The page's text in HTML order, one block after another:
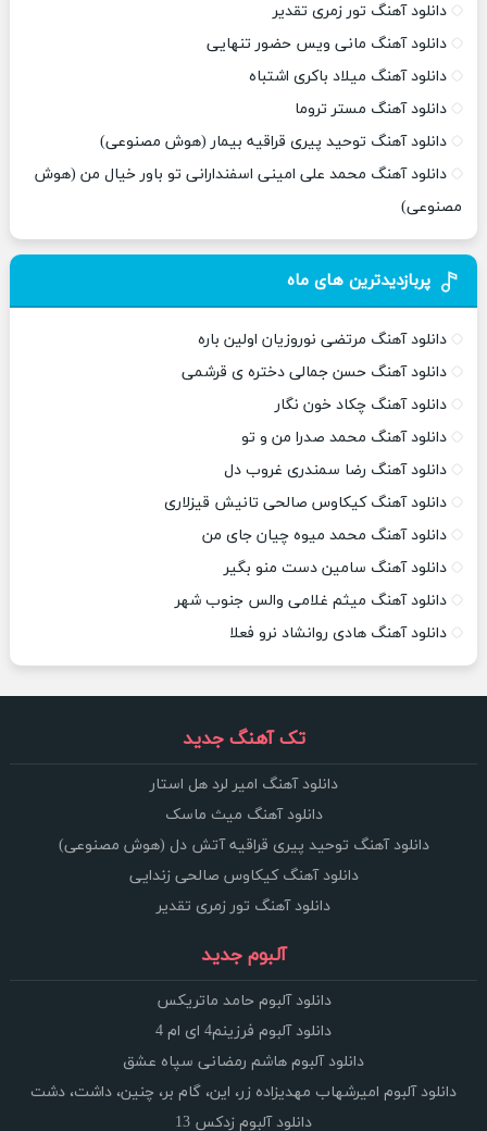
دانلود آهنگ تور زمری تقدیر
دانلود آهنگ مانی ویس حضور تنهایی
دانلود آهنگ میلاد باکری اشتباه
دانلود آهنگ مستر تروما
دانلود آهنگ توحید پیری قراقیه بیمار (هوش مصنوعی)
دانلود آهنگ محمد علی امینی اسفندارانی تو باور خیال من (هوش
مصنوعی)
پربازدیدترین های ماه
دانلود آهنگ مرتضی نوروزیان اولین باره
دانلود آهنگ حسن جمالی دختره ی قرشمی
دانلود آهنگ چکاد خون نگار
دانلود آهنگ محمد صدرا من و تو
دانلود آهنگ رضا سمندری غروب دل
دانلود آهنگ کیکاوس صالحی تانیش قیزلاری
دانلود آهنگ محمد میوه چیان جای من
دانلود آهنگ سامین دست منو بگیر
دانلود آهنگ میثم غلامی والس جنوب شهر
دانلود آهنگ هادی روانشاد نرو فعلا
تک آهنگ جدید
دانلود آهنگ امیر لرد هل استار
دانلود آهنگ میث ماسک
دانلود آهنگ توحید پیری قراقیه آتش دل (هوش مصنوعی)
دانلود آهنگ کیکاوس صالحی زندایی
دانلود آهنگ تور زمری تقدیر
آلبوم جدید
دانلود آلبوم حامد ماتریکس
دانلود آلبوم فرزینم4 ای ام 4
دانلود آلبوم هاشم رمضانی سپاه عشق
دانلود آلبوم امیرشهاب مهدیزاده زر، این، گام بر، چنین، داشت، دشت
دانلود آلبوم زدکس 13